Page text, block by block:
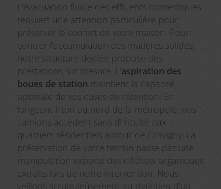
L'évacuation fluide des effluents domestiques
requiert une attention particulière pour
préserver le confort de votre maison. Pour
contrer l'accumulation des matières solides,
notre structure dédiée propose des
prestations sur mesure. L'aspiration des
boues de station maintient la capacité
optimale de vos cuves de rétention. En
longeant l'Iton au nord de la métropole, nos
camions accèdent sans difficulté aux
quartiers résidentiels autour de Gravigny. La
préservation de votre terrain passe par une
manipulation experte des déchets organiques
extraits lors de notre intervention. Nous
veillons scrupuleusement au maintien d'un